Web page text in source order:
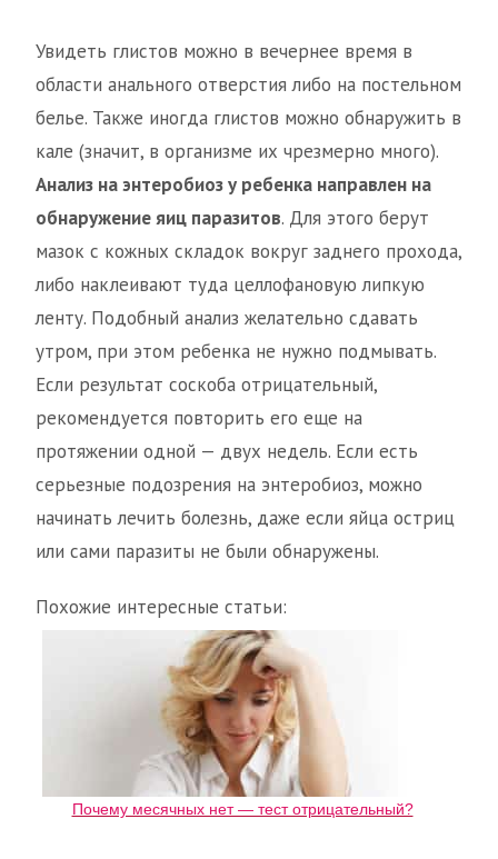
Увидеть глистов можно в вечернее время в
области анального отверстия либо на постельном
белье. Также иногда глистов можно обнаружить в
кале (значит, в организме их чрезмерно много).
Анализ на энтеробиоз у ребенка направлен на
обнаружение яиц паразитов. Для этого берут
мазок с кожных складок вокруг заднего прохода,
либо наклеивают туда целлофановую липкую
ленту. Подобный анализ желательно сдавать
утром, при этом ребенка не нужно подмывать.
Если результат соскоба отрицательный,
рекомендуется повторить его еще на
протяжении одной — двух недель. Если есть
серьезные подозрения на энтеробиоз, можно
начинать лечить болезнь, даже если яйца остриц
или сами паразиты не были обнаружены.
Похожие интересные статьи:
Почему месячных нет — тест отрицательный?